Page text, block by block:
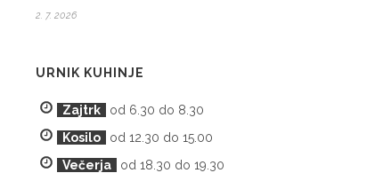
2. 7. 2026
URNIK KUHINJE
Zajtrk
od 6.30 do 8.30
Kosilo
od 12.30 do 15.00
Večerja
od 18.30 do 19.30